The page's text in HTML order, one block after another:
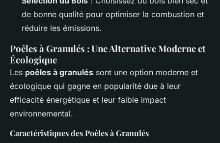
de bonne qualité pour optimiser la combustion et
réduire les émissions.
Poêles à Granulés : Une Alternative Moderne et
Écologique
Les poêles à granulés sont une option moderne et
écologique qui gagne en popularité due à leur
efficacité énergétique et leur faible impact
environnemental.
Caractéristiques des Poêles à Granulés